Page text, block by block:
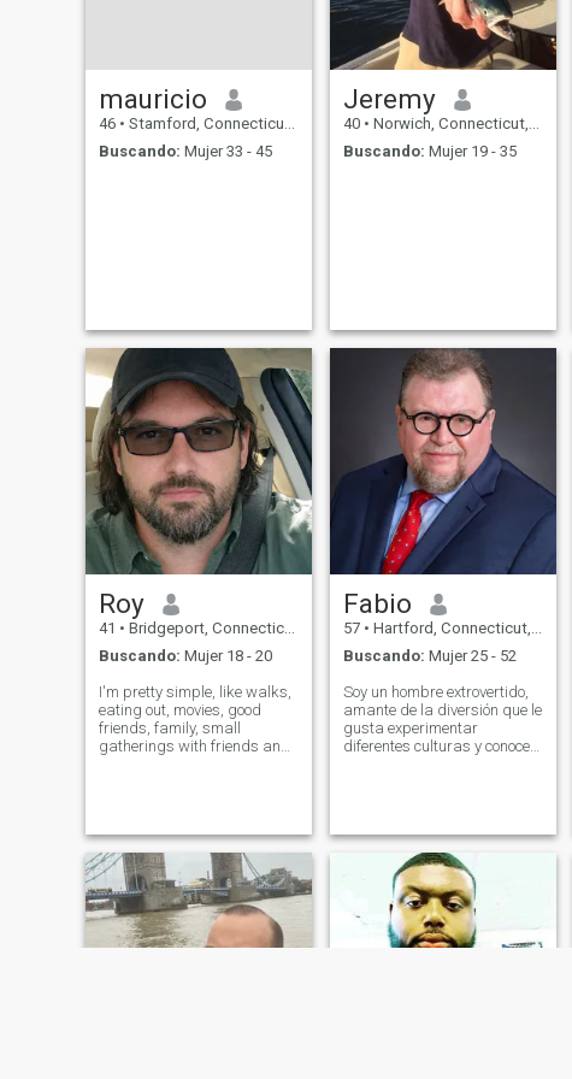
mauricio
46 • Stamford, Connecticut, Estados Unidos
Buscando: Mujer 33 - 45
Jeremy
40 • Norwich, Connecticut, Estados Unidos
Buscando: Mujer 19 - 35
Roy
41 • Bridgeport, Connecticut, Estados Unidos
Buscando: Mujer 18 - 20
I'm pretty simple, like walks,
eating out, movies, good
friends, family, small
gatherings with friends and
Fabio
57 • Hartford, Connecticut, Estados Unidos
Buscando: Mujer 25 - 52
Soy un hombre extrovertido,
amante de la diversión que le
gusta experimentar
diferentes culturas y conocer